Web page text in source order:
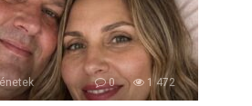
0 1 472